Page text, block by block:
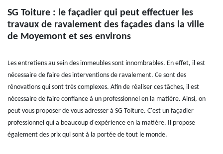
SG Toiture : le façadier qui peut effectuer les
travaux de ravalement des façades dans la ville
de Moyemont et ses environs
Les entretiens au sein des immeubles sont innombrables. En effet, il est
nécessaire de faire des interventions de ravalement. Ce sont des
rénovations qui sont très complexes. Afin de réaliser ces tâches, il est
nécessaire de faire confiance à un professionnel en la matière. Ainsi, on
peut vous proposer de vous adresser à SG Toiture. C'est un façadier
professionnel qui a beaucoup d'expérience en la matière. Il propose
également des prix qui sont à la portée de tout le monde.